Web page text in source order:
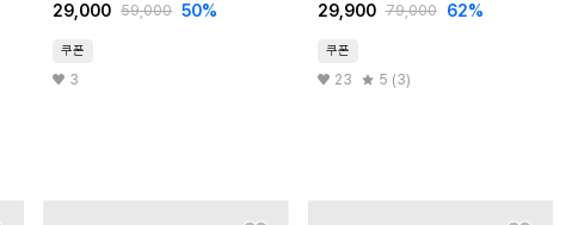
29,000 59,000 50%
쿠폰
3
29,900 79,000 62%
쿠폰
23 5 (3)